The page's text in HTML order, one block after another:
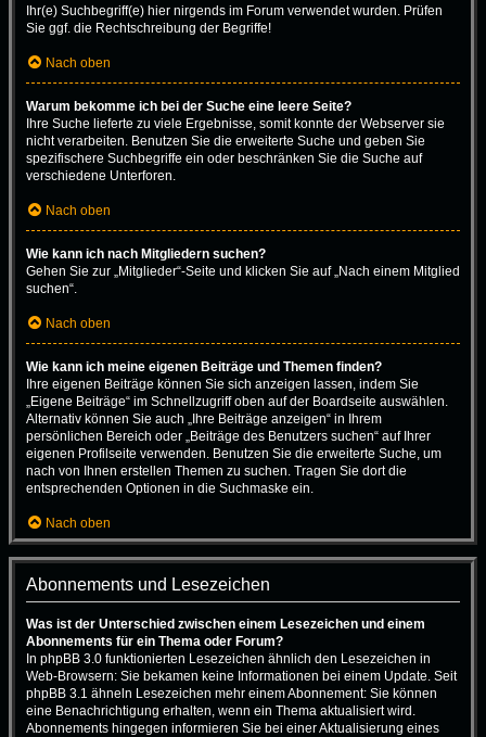
Ihr(e) Suchbegriff(e) hier nirgends im Forum verwendet wurden. Prüfen
Sie ggf. die Rechtschreibung der Begriffe!
Nach oben
Warum bekomme ich bei der Suche eine leere Seite?
Ihre Suche lieferte zu viele Ergebnisse, somit konnte der Webserver sie
nicht verarbeiten. Benutzen Sie die erweiterte Suche und geben Sie
spezifischere Suchbegriffe ein oder beschränken Sie die Suche auf
verschiedene Unterforen.
Nach oben
Wie kann ich nach Mitgliedern suchen?
Gehen Sie zur „Mitglieder“-Seite und klicken Sie auf „Nach einem Mitglied
suchen“.
Nach oben
Wie kann ich meine eigenen Beiträge und Themen finden?
Ihre eigenen Beiträge können Sie sich anzeigen lassen, indem Sie
„Eigene Beiträge“ im Schnellzugriff oben auf der Boardseite auswählen.
Alternativ können Sie auch „Ihre Beiträge anzeigen“ in Ihrem
persönlichen Bereich oder „Beiträge des Benutzers suchen“ auf Ihrer
eigenen Profilseite verwenden. Benutzen Sie die erweiterte Suche, um
nach von Ihnen erstellen Themen zu suchen. Tragen Sie dort die
entsprechenden Optionen in die Suchmaske ein.
Nach oben
Abonnements und Lesezeichen
Was ist der Unterschied zwischen einem Lesezeichen und einem
Abonnements für ein Thema oder Forum?
In phpBB 3.0 funktionierten Lesezeichen ähnlich den Lesezeichen in
Web-Browsern: Sie bekamen keine Informationen bei einem Update. Seit
phpBB 3.1 ähneln Lesezeichen mehr einem Abonnement: Sie können
eine Benachrichtigung erhalten, wenn ein Thema aktualisiert wird.
Abonnements hingegen informieren Sie bei einer Aktualisierung eines